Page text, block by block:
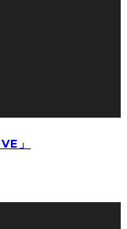
」